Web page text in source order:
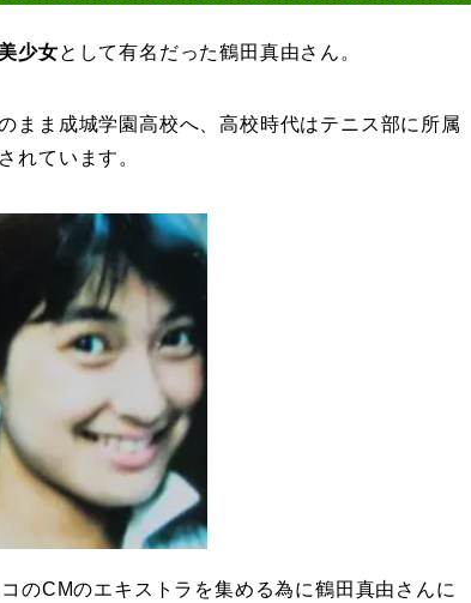
少女として有名だった鶴田真由さん。
まま成城学園高校へ、高校時代はテニス部に所属
されています。
のCMのエキストラを集める為に鶴田真由さんに